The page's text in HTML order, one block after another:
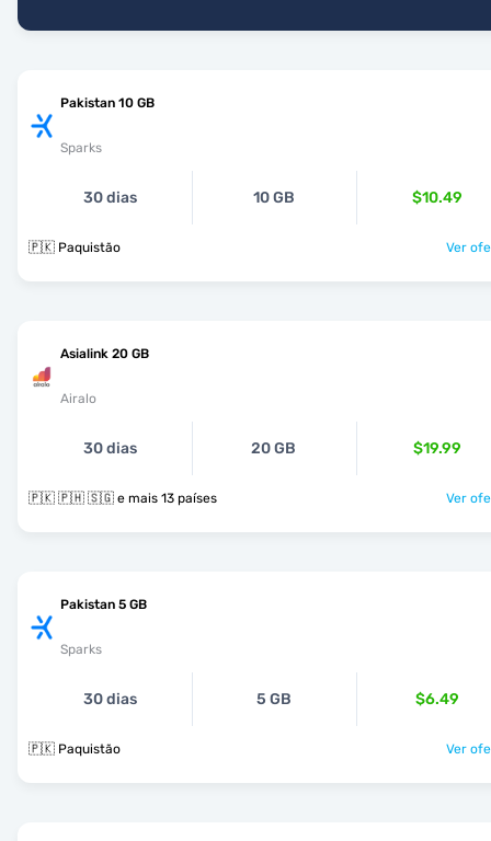
Pakistan 10 GB
Sparks
30 dias 10 GB $10.49
🇵🇰 Paquistão Ver
Asialink 20 GB
Airalo
30 dias 20 GB $19.99
🇵🇰 🇵🇭 🇸🇬 e mais 13 países Ver
Pakistan 5 GB
Sparks
30 dias 5 GB $6.49
🇵🇰 Paquistão Ver